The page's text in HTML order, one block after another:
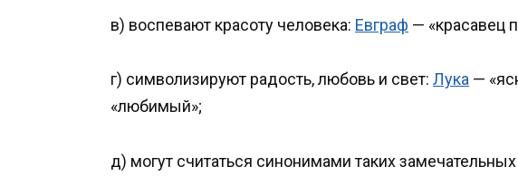
в) воспевают красоту человека: Евграф — «красавец
г) символизируют радость, любовь и свет: Лука —
«любимый»;
д) могут считаться синонимами таких